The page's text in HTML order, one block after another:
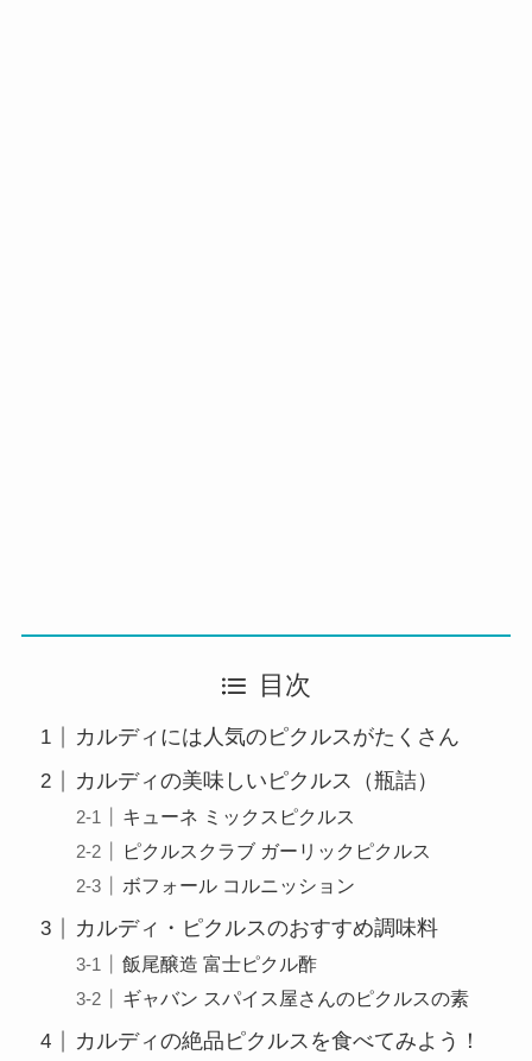
目次
カルディには人気のピクルスがたくさん
カルディの美味しいピクルス（瓶詰）
キューネ ミックスピクルス
ピクルスクラブ ガーリックピクルス
ボフォール コルニッション
カルディ・ピクルスのおすすめ調味料
飯尾醸造 富士ピクル酢
ギャバン スパイス屋さんのピクルスの素
カルディの絶品ピクルスを食べてみよう！